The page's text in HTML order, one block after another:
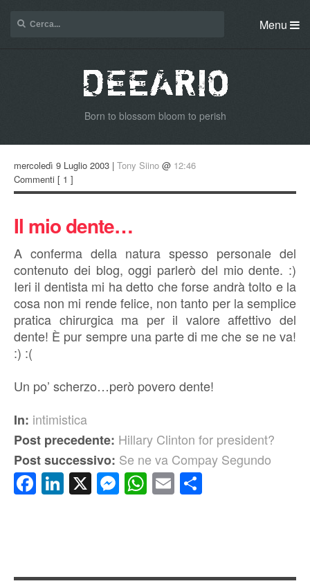
Menu
Born to blossom bloom to perish
mercoledì 9 Luglio 2003 | Tony Siino @ 12:46
Commenti [ 1 ]
Il mio dente…
A conferma della natura spesso personale del
contenuto dei blog, oggi parlerò del mio dente. :)
Ieri il dentista mi ha detto che forse andrà tolto e la
cosa non mi rende felice, non tanto per la semplice
pratica chirurgica ma per il valore affettivo del
dente! È pur sempre una parte di me che se ne va!
:) :(
Un po’ scherzo…però povero dente!
In: intimistica
Post precedente: Hillary Clinton for president?
Post successivo: Se ne va Compay Segundo
Facebook
LinkedIn
X Messenger
WhatsApp
Email